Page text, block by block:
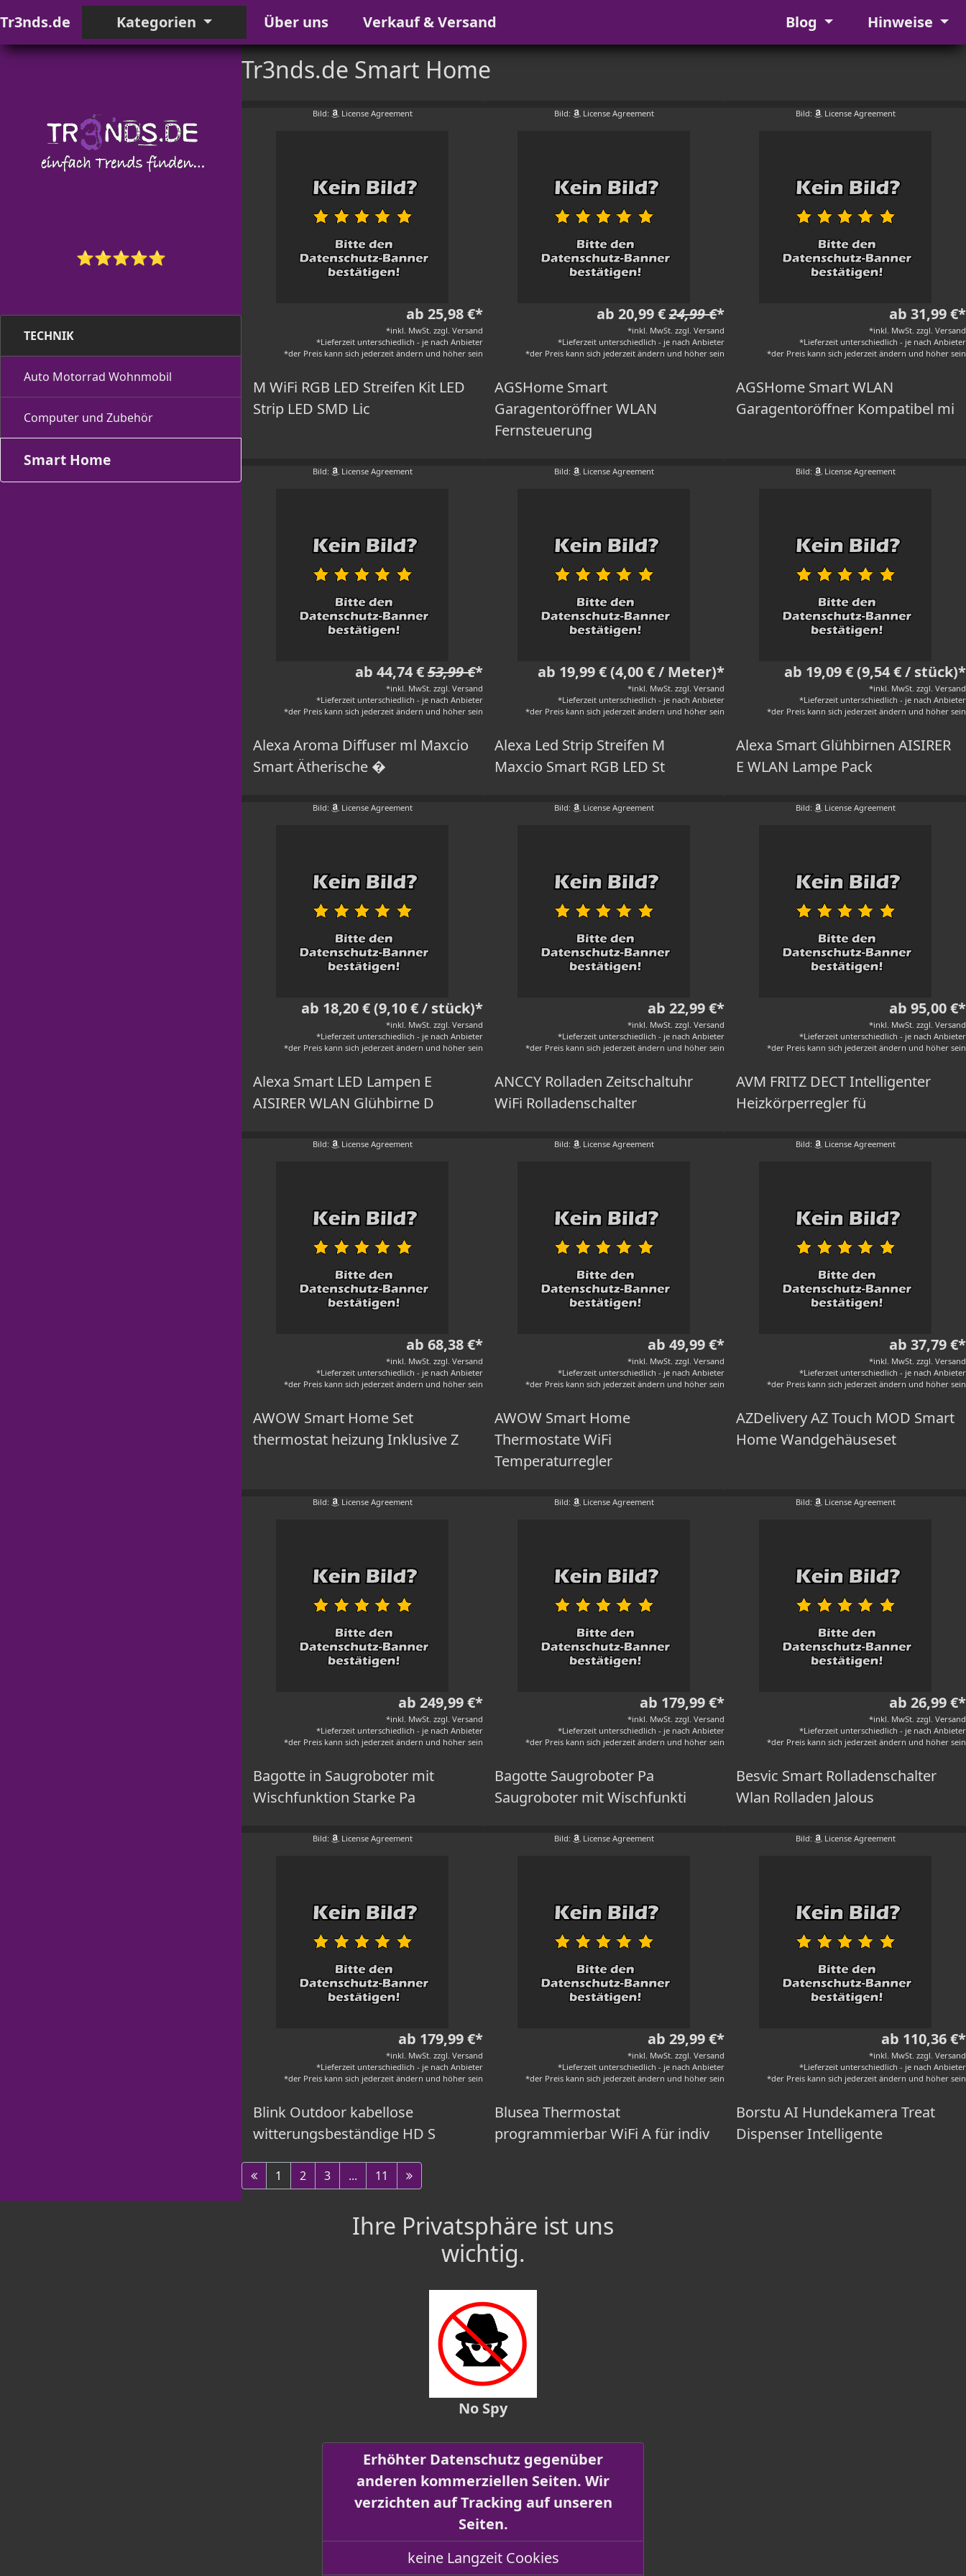
Tr3nds.de Kategorien Über uns Verkauf & Versand Blog Hinweise
⭐⭐⭐⭐⭐
TECHNIK
Auto Motorrad Wohnmobil
Computer und Zubehör
Smart Home
Tr3nds.de Smart Home
Bild: License Agreement
ab 25,98 €*
*inkl. MwSt. zzgl. Versand
*Lieferzeit unterschiedlich - je nach Anbieter
*der Preis kann sich jederzeit ändern und höher sein
M WiFi RGB LED Streifen Kit LED
Strip LED SMD Lic
Bild: License Agreement
ab 20,99 €24,99 €*
*inkl. MwSt. zzgl. Versand
*Lieferzeit unterschiedlich - je nach Anbieter
*der Preis kann sich jederzeit ändern und höher sein
AGSHome Smart
Garagentoröffner WLAN
Fernsteuerung
Bild: License Agreement
ab 31,99 €*
*inkl. MwSt. zzgl. Versand
*Lieferzeit unterschiedlich - je nach Anbieter
*der Preis kann sich jederzeit ändern und höher sein
AGSHome Smart WLAN
Garagentoröffner Kompatibel mi
Bild: License Agreement
ab 44,74 €53,99 €*
*inkl. MwSt. zzgl. Versand
*Lieferzeit unterschiedlich - je nach Anbieter
*der Preis kann sich jederzeit ändern und höher sein
Alexa Aroma Diffuser ml Maxcio
Smart Ätherische �
Bild: License Agreement
ab 19,99 € (4,00 € / Meter)*
*inkl. MwSt. zzgl. Versand
*Lieferzeit unterschiedlich - je nach Anbieter
*der Preis kann sich jederzeit ändern und höher sein
Alexa Led Strip Streifen M
Maxcio Smart RGB LED St
Bild: License Agreement
ab 19,09 € (9,54 € / stück)*
*inkl. MwSt. zzgl. Versand
*Lieferzeit unterschiedlich - je nach Anbieter
*der Preis kann sich jederzeit ändern und höher sein
Alexa Smart Glühbirnen AISIRER
E WLAN Lampe Pack
Bild: License Agreement
ab 18,20 € (9,10 € / stück)*
*inkl. MwSt. zzgl. Versand
*Lieferzeit unterschiedlich - je nach Anbieter
*der Preis kann sich jederzeit ändern und höher sein
Alexa Smart LED Lampen E
AISIRER WLAN Glühbirne D
Bild: License Agreement
ab 22,99 €*
*inkl. MwSt. zzgl. Versand
*Lieferzeit unterschiedlich - je nach Anbieter
*der Preis kann sich jederzeit ändern und höher sein
ANCCY Rolladen Zeitschaltuhr
WiFi Rolladenschalter
Bild: License Agreement
ab 95,00 €*
*inkl. MwSt. zzgl. Versand
*Lieferzeit unterschiedlich - je nach Anbieter
*der Preis kann sich jederzeit ändern und höher sein
AVM FRITZ DECT Intelligenter
Heizkörperregler fü
Bild: License Agreement
ab 68,38 €*
*inkl. MwSt. zzgl. Versand
*Lieferzeit unterschiedlich - je nach Anbieter
*der Preis kann sich jederzeit ändern und höher sein
AWOW Smart Home Set
thermostat heizung Inklusive Z
Bild: License Agreement
ab 49,99 €*
*inkl. MwSt. zzgl. Versand
*Lieferzeit unterschiedlich - je nach Anbieter
*der Preis kann sich jederzeit ändern und höher sein
AWOW Smart Home
Thermostate WiFi
Temperaturregler
Bild: License Agreement
ab 37,79 €*
*inkl. MwSt. zzgl. Versand
*Lieferzeit unterschiedlich - je nach Anbieter
*der Preis kann sich jederzeit ändern und höher sein
AZDelivery AZ Touch MOD Smart
Home Wandgehäuseset
Bild: License Agreement
ab 249,99 €*
*inkl. MwSt. zzgl. Versand
*Lieferzeit unterschiedlich - je nach Anbieter
*der Preis kann sich jederzeit ändern und höher sein
Bagotte in Saugroboter mit
Wischfunktion Starke Pa
Bild: License Agreement
ab 179,99 €*
*inkl. MwSt. zzgl. Versand
*Lieferzeit unterschiedlich - je nach Anbieter
*der Preis kann sich jederzeit ändern und höher sein
Bagotte Saugroboter Pa
Saugroboter mit Wischfunkti
Bild: License Agreement
ab 26,99 €*
*inkl. MwSt. zzgl. Versand
*Lieferzeit unterschiedlich - je nach Anbieter
*der Preis kann sich jederzeit ändern und höher sein
Besvic Smart Rolladenschalter
Wlan Rolladen Jalous
Bild: License Agreement
ab 179,99 €*
*inkl. MwSt. zzgl. Versand
*Lieferzeit unterschiedlich - je nach Anbieter
*der Preis kann sich jederzeit ändern und höher sein
Blink Outdoor kabellose
witterungsbeständige HD S
Bild: License Agreement
ab 29,99 €*
*inkl. MwSt. zzgl. Versand
*Lieferzeit unterschiedlich - je nach Anbieter
*der Preis kann sich jederzeit ändern und höher sein
Blusea Thermostat
programmierbar WiFi A für indiv
Bild: License Agreement
ab 110,36 €*
*inkl. MwSt. zzgl. Versand
*Lieferzeit unterschiedlich - je nach Anbieter
*der Preis kann sich jederzeit ändern und höher sein
Borstu AI Hundekamera Treat
Dispenser Intelligente
1 2 3 ... 11
Ihre Privatsphäre ist uns
wichtig.
No Spy
Erhöhter Datenschutz gegenüber
anderen kommerziellen Seiten. Wir
verzichten auf Tracking auf unseren
Seiten.
keine Langzeit Cookies